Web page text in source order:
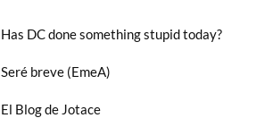
Has DC done something stupid today?
Seré breve (EmeA)
El Blog de Jotace